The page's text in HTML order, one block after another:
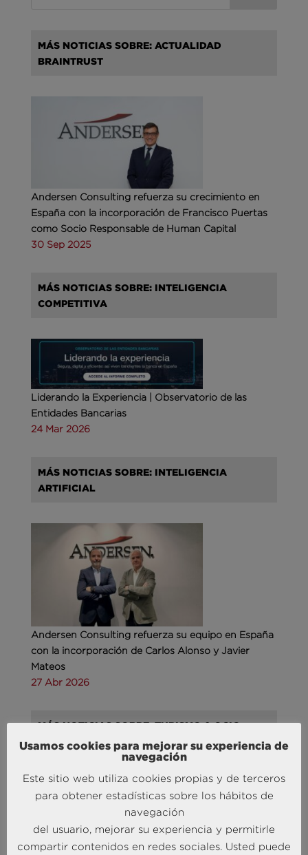
MÁS NOTICIAS SOBRE: ACTUALIDAD
BRAINTRUST
Andersen Consulting refuerza su crecimiento en
España con la incorporación de Francisco Puertas
como Socio Responsable de Human Capital
30 Sep 2025
MÁS NOTICIAS SOBRE: INTELIGENCIA
COMPETITIVA
Liderando la Experiencia | Observatorio de las
Entidades Bancarias
24 Mar 2026
MÁS NOTICIAS SOBRE: INTELIGENCIA
ARTIFICIAL
Andersen Consulting refuerza su equipo en España
con la incorporación de Carlos Alonso y Javier
Mateos
27 Abr 2026
MÁS NOTICIAS SOBRE: TURISMO & OCIO
Usamos cookies para mejorar su experiencia de
navegación
Este sitio web utiliza cookies propias y de terceros
para obtener estadísticas sobre los hábitos de
navegación
del usuario, mejorar su experiencia y permitirle
compartir contenidos en redes sociales. Usted puede